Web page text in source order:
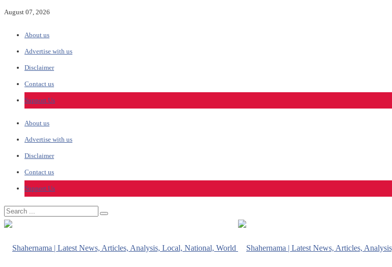
August 07, 2026
About us
Advertise with us
Disclaimer
Contact us
Support Us
About us
Advertise with us
Disclaimer
Contact us
Support Us